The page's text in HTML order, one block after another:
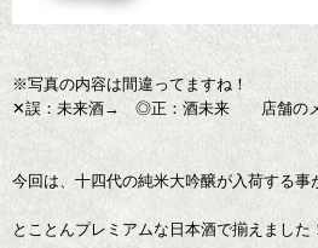
※写真の内容は間違ってますね！
✕誤：未来酒→ ◎正：酒未来 店舗のメ
今回は、十四代の純米大吟醸が入荷する事
とことんプレミアムな日本酒で揃えました